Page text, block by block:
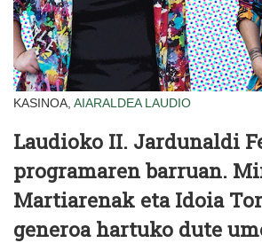
KASINOA, AIARALDEA LAUDIO
Laudioko II. Jardunaldi
programaren barruan.
Martiarenak eta Idoia
generoa hartuko dute